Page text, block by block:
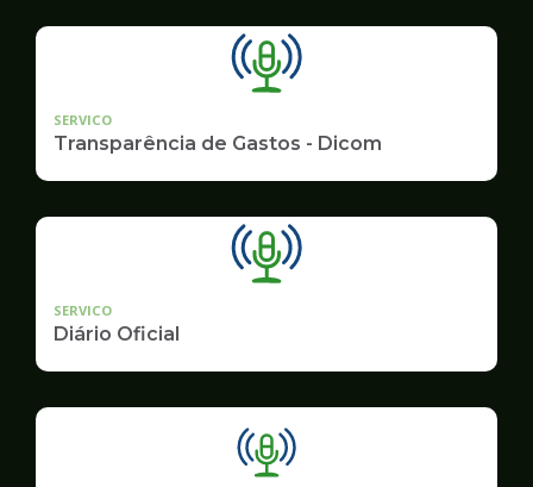
SERVICO
Transparência de Gastos - Dicom
SERVICO
Diário Oficial
Ilustração